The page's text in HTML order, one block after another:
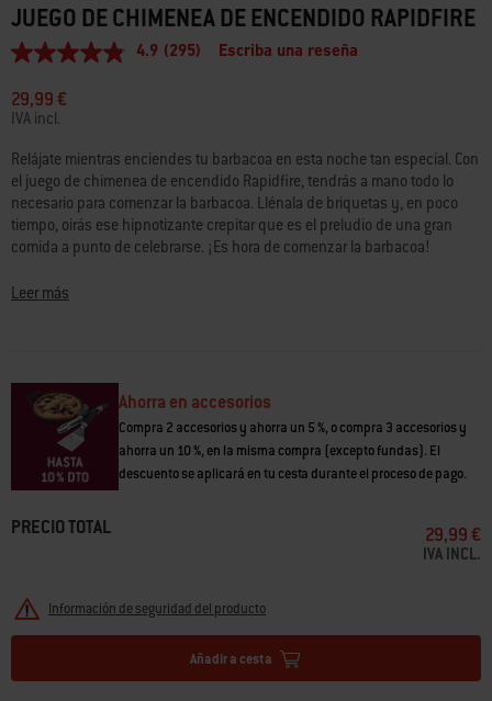
JUEGO DE CHIMENEA DE ENCENDIDO RAPIDFIRE
4.9
5
estrellas,
valor
medio
de
valoración.
Read
295
Reviews.
Enlace
la
misma
4.9 (295) Escriba una reseña
29,99 €
IVA incl.
Relájate mientras enciendes tu barbacoa en esta noche tan especial. Con
el juego de chimenea de encendido Rapidfire, tendrás a mano todo lo
necesario para comenzar la barbacoa. Llénala de briquetas y, en poco
tiempo, oirás ese hipnotizante crepitar que es el preludio de una gran
comida a punto de celebrarse. ¡Es hora de comenzar la barbacoa!
Briquetas Weber:
Leer más
Ahorra en accesorios
Compra 2 accesorios y ahorra un 5 %, o compra 3 accesorios y
ahorra un 10 %, en la misma compra (excepto fundas). El
descuento se aplicará en tu cesta durante el proceso de pago.
PRECIO TOTAL 29,99 €
IVA INCL.
Información de seguridad del producto
Añadir a cesta